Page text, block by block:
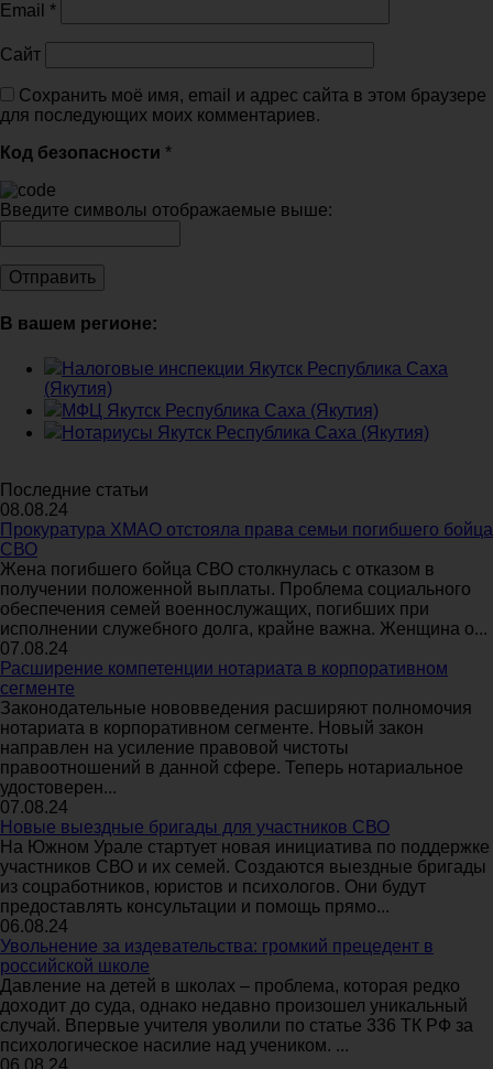
Email *
Сайт
Сохранить моё имя, email и адрес сайта в этом браузере
для последующих моих комментариев.
Код безопасности *
Введите символы отображаемые выше:
В вашем регионе:
Налоговые инспекции Якутск Республика Саха
(Якутия)
МФЦ Якутск Республика Саха (Якутия)
Нотариусы Якутск Республика Саха (Якутия)
Последние статьи
08.08.24
Прокуратура ХМАО отстояла права семьи погибшего бойца
СВО
Жена погибшего бойца СВО столкнулась с отказом в
получении положенной выплаты. Проблема социального
обеспечения семей военнослужащих, погибших при
исполнении служебного долга, крайне важна. Женщина о...
07.08.24
Расширение компетенции нотариата в корпоративном
сегменте
Законодательные нововведения расширяют полномочия
нотариата в корпоративном сегменте. Новый закон
направлен на усиление правовой чистоты
правоотношений в данной сфере. Теперь нотариальное
удостоверен...
07.08.24
Новые выездные бригады для участников СВО
На Южном Урале стартует новая инициатива по поддержке
участников СВО и их семей. Создаются выездные бригады
из соцработников, юристов и психологов. Они будут
предоставлять консультации и помощь прямо...
06.08.24
Увольнение за издевательства: громкий прецедент в
российской школе
Давление на детей в школах – проблема, которая редко
доходит до суда, однако недавно произошел уникальный
случай. Впервые учителя уволили по статье 336 ТК РФ за
психологическое насилие над учеником. ...